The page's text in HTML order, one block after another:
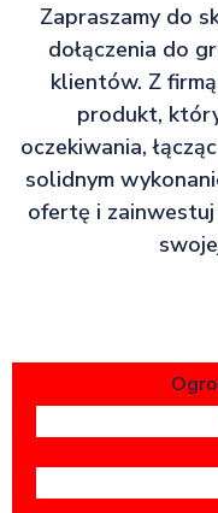
Zapraszamy do
dołączenia do
klientów. Z
produkt,
oczekiwania,
solidnym
ofertę i